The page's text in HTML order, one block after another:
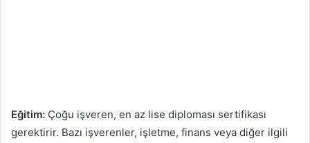
Eğitim: Çoğu işveren, en az lise diploması sertifikası
gerektirir. Bazı işverenler, işletme, finans veya diğer ilgili